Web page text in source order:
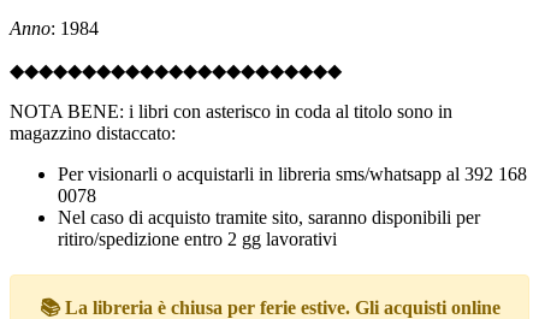
Anno: 1984
◆◆◆◆◆◆◆◆◆◆◆◆◆◆◆◆◆◆◆◆◆◆◆
NOTA BENE: i libri con asterisco in coda al titolo sono in
magazzino distaccato:
Per visionarli o acquistarli in libreria sms/whatsapp al 392 168
0078
Nel caso di acquisto tramite sito, saranno disponibili per
ritiro/spedizione entro 2 gg lavorativi
📚 La libreria è chiusa per ferie estive. Gli acquisti online